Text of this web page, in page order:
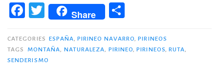
en
Pirineo
navarro
F
c
e
T
w
it
te
Share
m
p
CATEGORIES ESPAÑA, PIRINEO NAVARRO,PIRINEOS
TAGS
MONTAÑA, NATURALEZA, PIRINEO,PIRINEOS,RUTA,
SENDERISMO